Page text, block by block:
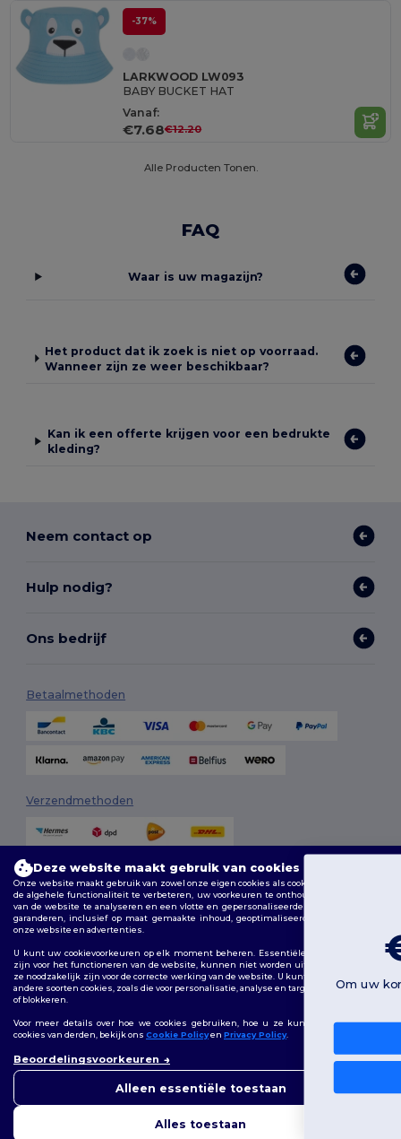
-37%
LARKWOOD LW093
BABY BUCKET HAT
Vanaf:
€7.68€12.20
Alle Producten Tonen.
FAQ
Waar is uw magazijn?
Het product dat ik zoek is niet op voorraad.
Wanneer zijn ze weer beschikbaar?
Kan ik een offerte krijgen voor een bedrukte
kleding?
Neem contact op
Hulp nodig?
Ons bedrijf
Betaalmethoden
Verzendmethoden
Algemene voorwaarden
Aanpassingsbeleid | Privacybeleid
Cookiebeleid| Sitemap
Volg ons
Bruxelles|Anvers|Mortsel|Malines|Lierre|Turnhout
Hoogstraten|Bruges
Deze website maakt gebruik van cookies
Onze website maakt gebruik van zowel onze eigen cookies als cookies van derden om
de algehele functionaliteit te verbeteren, uw voorkeuren te onthouden, de prestaties
van de website te analyseren en een vlotte en gepersonaliseerde browse-ervaring te
garanderen, inclusief op maat gemaakte inhoud, geoptimaliseerde interacties met
onze website en advertenties.
U kunt uw cookievoorkeuren op elk moment beheren. Essentiële cookies, die nodig
zijn voor het functioneren van de website, kunnen niet worden uitgeschakeld omdat
ze noodzakelijk zijn voor de correcte werking van de website. U kunt echter kiezen of u
andere soorten cookies, zoals die voor personalisatie, analyse en targeting, wilt toestaan
of blokkeren.
Voor meer details over hoe we cookies gebruiken, hoe u ze kunt beheren en over
cookies van derden, bekijk ons Cookie Policyen Privacy Policy.
Beoordelingsvoorkeuren
Alleen essentiële toestaan
Alles toestaan
moment contact met ons
voor u klaar.
U heeft
€10 korting!
Om uw korting the claimen, vertel ons: voor wie bent
Particulier